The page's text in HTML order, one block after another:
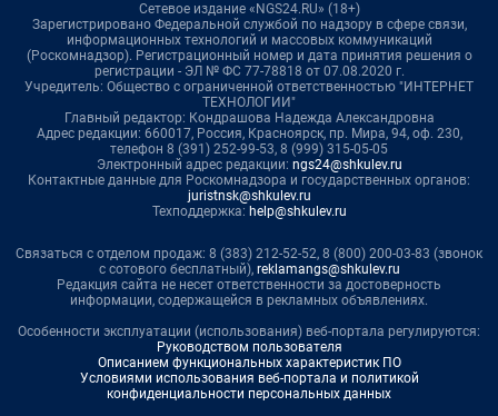
Сетевое издание «NGS24.RU» (18+)
Зарегистрировано Федеральной службой по надзору в сфере связи,
информационных технологий и массовых коммуникаций
(Роскомнадзор). Регистрационный номер и дата принятия решения о
регистрации - ЭЛ № ФС 77-78818 от 07.08.2020 г.
Учредитель: Общество с ограниченной ответственностью "ИНТЕРНЕТ
ТЕХНОЛОГИИ"
Главный редактор: Кондрашова Надежда Александровна
Адрес редакции: 660017, Россия, Красноярск, пр. Мира, 94, оф. 230,
телефон 8 (391) 252-99-53, 8 (999) 315-05-05
Электронный адрес редакции: ngs24@shkulev.ru
Контактные данные для Роскомнадзора и государственных органов:
juristnsk@shkulev.ru
Техподдержка: help@shkulev.ru
Связаться с отделом продаж: 8 (383) 212-52-52, 8 (800) 200-03-83 (звонок
с сотового бесплатный), reklamangs@shkulev.ru
Редакция сайта не несет ответственности за достоверность
информации, содержащейся в рекламных объявлениях.
Особенности эксплуатации (использования) веб-портала регулируются:
Руководством пользователя
Описанием функциональных характеристик ПО
Условиями использования веб-портала и политикой
конфиденциальности персональных данных